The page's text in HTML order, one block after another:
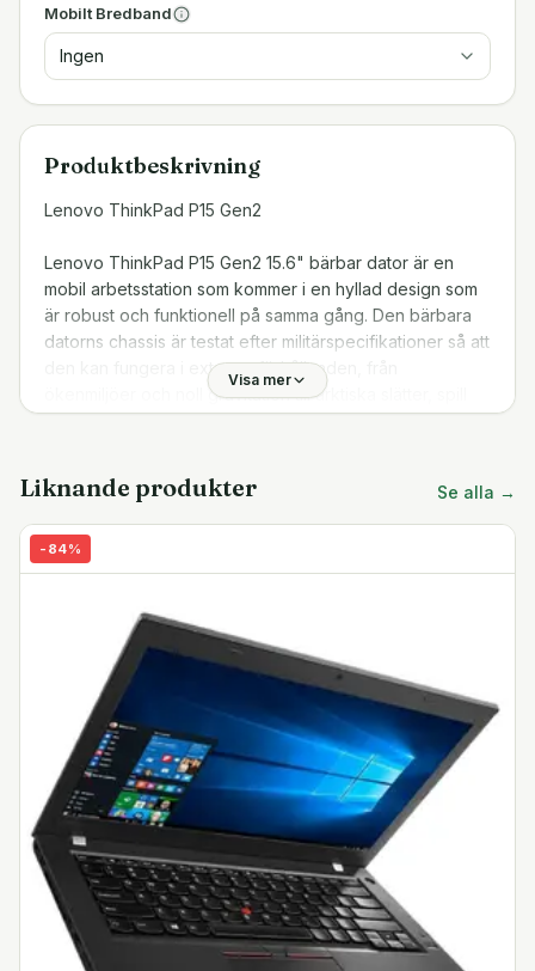
Mobilt Bredband
Ingen
Produktbeskrivning
Lenovo ThinkPad P15 Gen2
Lenovo ThinkPad P15 Gen2 15.6" bärbar dator är en
mobil arbetsstation som kommer i en hyllad design som
är robust och funktionell på samma gång. Den bärbara
datorns chassis är testat efter militärspecifikationer så att
den kan fungera i extrema förhållanden, från
ökenmiljöer och noll gravitation till arktiska slätter, spill
och fall - denna bärbara dator är till för att hålla. De
prestera utmärkt både på långa affärsresor och som en
arbetsstation på kontoret.
11:e Gen. Core™ i9
Core™ i9 åttakärnig processor från Tiger lake-familjen
som kan köra två trådar per kärna, perfekt för att
processera flera resurskrävande uppgifter samtidigt
som exempelvis programmering och andra dataintensiva
uppgifter. Processorn kan växla ett turboläge på upp till
5.0 GHz för strömkrävande appar och spel. Den kommer
med snabb DDR4 RAM. Denna processor stöder Intel
vPro professionell systemhanterings-funktion.
Professionell RTX arbetsstations-grafik
Med högavancerade Nvidia RTX A4000-grafiken som
har dedikerade strålspårnings-kärnor kan denna
bärbara dator hantera varje krävande uppgifter hos
Visa mer
Liknande produkter Se alla →
- 84%